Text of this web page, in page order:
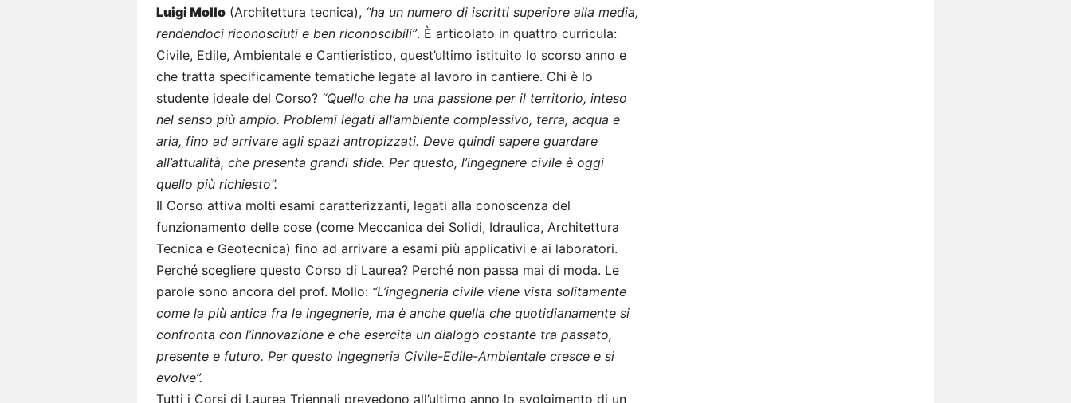
Luigi Mollo (Architettura tecnica), “ha un numero di iscritti superiore alla media,
rendendoci riconosciuti e ben riconoscibili”. È articolato in quattro curricula:
Civile, Edile, Ambientale e Cantieristico, quest’ultimo istituito lo scorso anno e
che tratta specificamente tematiche legate al lavoro in cantiere. Chi è lo
studente ideale del Corso? “Quello che ha una passione per il territorio, inteso
nel senso più ampio. Problemi legati all’ambiente complessivo, terra, acqua e
aria, fino ad arrivare agli spazi antropizzati. Deve quindi sapere guardare
all’attualità, che presenta grandi sfide. Per questo, l’ingegnere civile è oggi
quello più richiesto”.
Il Corso attiva molti esami caratterizzanti, legati alla conoscenza del
funzionamento delle cose (come Meccanica dei Solidi, Idraulica, Architettura
Tecnica e Geotecnica) fino ad arrivare a esami più applicativi e ai laboratori.
Perché scegliere questo Corso di Laurea? Perché non passa mai di moda. Le
parole sono ancora del prof. Mollo: “L’ingegneria civile viene vista solitamente
come la più antica fra le ingegnerie, ma è anche quella che quotidianamente si
confronta con l’innovazione e che esercita un dialogo costante tra passato,
presente e futuro. Per questo Ingegneria Civile-Edile-Ambientale cresce e si
evolve”.
Tutti i Corsi di Laurea Triennali prevedono all’ultimo anno lo svolgimento di un